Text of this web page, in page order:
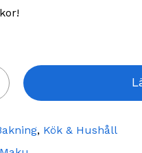
, Kök & Hushåll